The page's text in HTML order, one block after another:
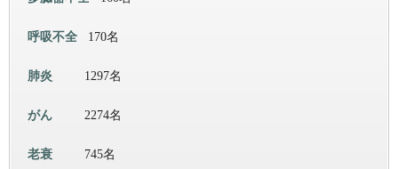
呼吸不全 170名
肺炎 1297名
がん 2274名
老衰 745名